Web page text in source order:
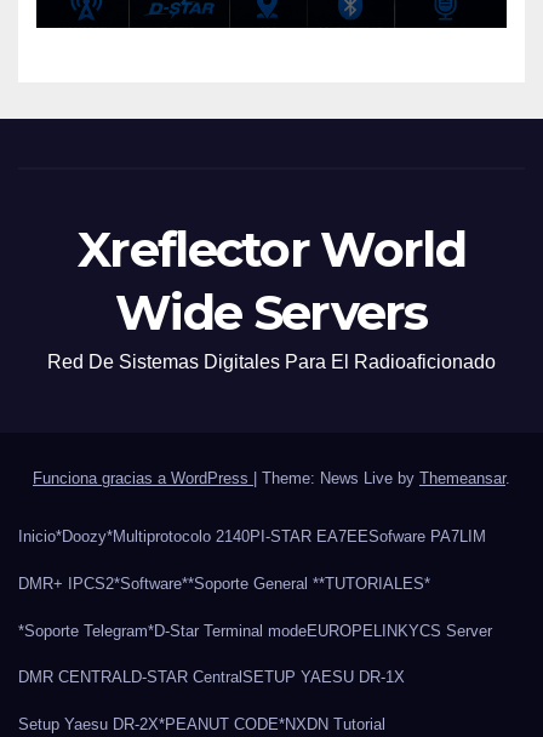
Xreflector World
Wide Servers
Red De Sistemas Digitales Para El Radioaficionado
Funciona gracias a WordPress | Theme: News Live by Themeansar.
Inicio*Doozy*Multiprotocolo 2140PI-STAR EA7EESofware PA7LIM
DMR+ IPCS2*Software**Soporte General **TUTORIALES*
*Soporte Telegram*D-Star Terminal modeEUROPELINKYCS Server
DMR CENTRALD-STAR CentralSETUP YAESU DR-1X
Setup Yaesu DR-2X*PEANUT CODE*NXDN Tutorial